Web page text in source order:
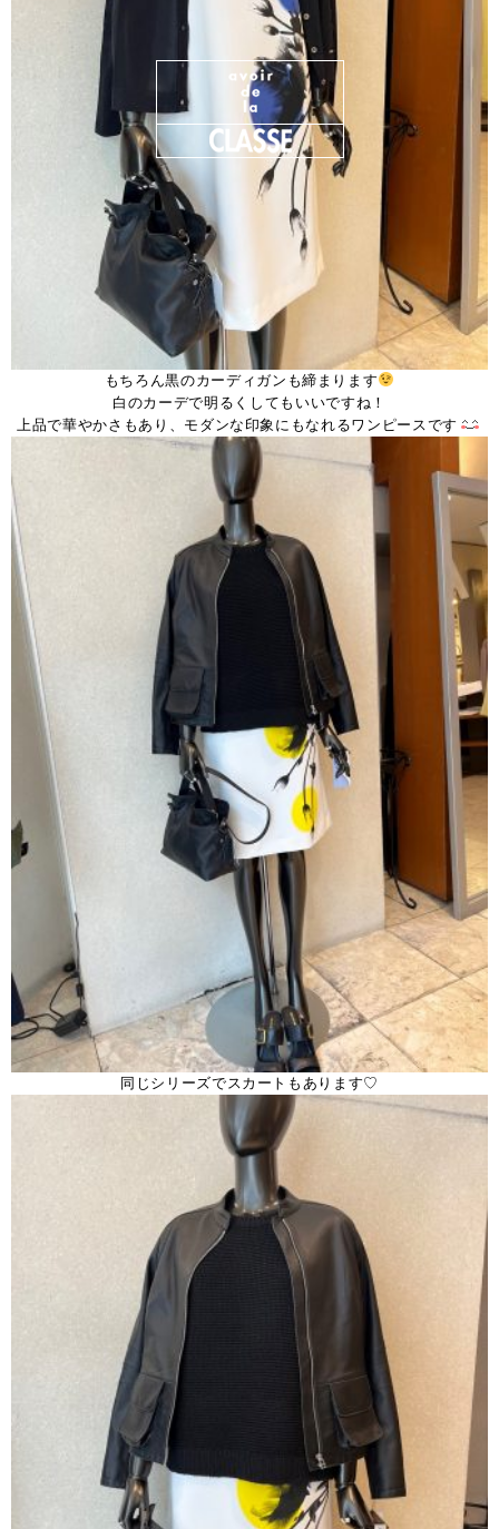
もちろん黒のカーディガンも締まります
白のカーデで明るくしてもいいですね！
上品で華やかさもあり、モダンな印象にもなれるワンピースです
同じシリーズでスカートもあります♡